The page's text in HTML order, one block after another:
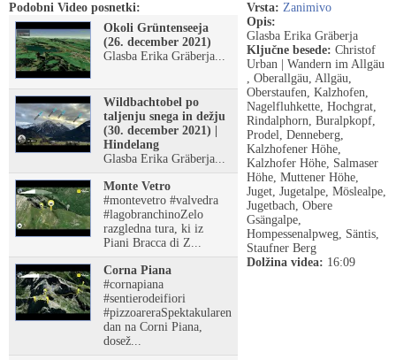
Podobni Video posnetki:
Okoli Grüntenseeja
(26. december 2021)
Glasba Erika Gräberja...
Wildbachtobel po
taljenju snega in dežju
(30. december 2021) |
Hindelang
Glasba Erika Gräberja...
Monte Vetro
#montevetro #valvedra
#lagobranchinoZelo
razgledna tura, ki iz
Piani Bracca di Z...
Corna Piana
#cornapiana
#sentierodeifiori
#pizzoareraSpektakularen
dan na Corni Piana,
dosež...
Vrsta: Zanimivo
Opis:
Glasba Erika Gräberja
Ključne besede: Christof
Urban | Wandern im Allgäu
, Oberallgäu, Allgäu,
Oberstaufen, Kalzhofen,
Nagelfluhkette, Hochgrat,
Rindalphorn, Buralpkopf,
Prodel, Denneberg,
Kalzhofener Höhe,
Kalzhofer Höhe, Salmaser
Höhe, Muttener Höhe,
Juget, Jugetalpe, Möslealpe,
Jugetbach, Obere
Gsängalpe,
Hompessenalpweg, Säntis,
Staufner Berg
Dolžina videa: 16:09